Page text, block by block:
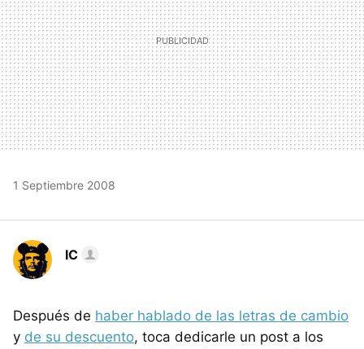
1 Septiembre 2008
IC
Después de haber hablado de las letras de cambio
y de su descuento, toca dedicarle un post a los